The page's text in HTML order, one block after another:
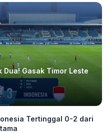
Dua! Gasak Timor Leste
Tertinggal 0-2 dari